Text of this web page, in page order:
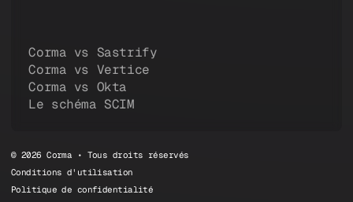
Corma vs Sastrify
Corma vs Vertice
Corma vs Okta
Le schéma SCIM
© 2026 Corma • Tous droits réservés
Conditions d'utilisation
Politique de confidentialité